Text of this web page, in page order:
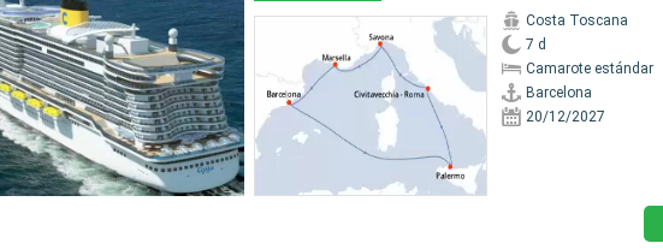
Costa Toscana
7 d
Camarote estándar
Barcelona
20/12/2027